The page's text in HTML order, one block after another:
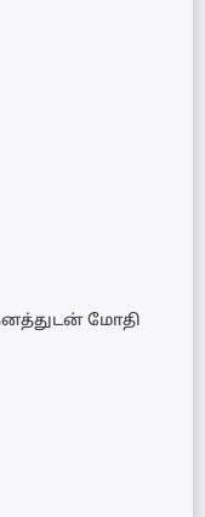
மோதி